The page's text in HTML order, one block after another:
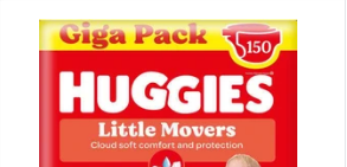
luier van Little Movers, vind de beste